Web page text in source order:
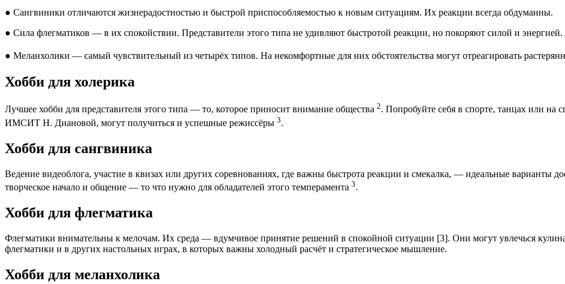
● Сангвиники отличаются жизнерадостностью и быстрой приспособляемостью к новым ситуациям. Их реакции всегда обдуманны.
● Сила флегматиков — в их спокойствии. Представители этого типа не удивляют быстротой реакции, но покоряют силой и энергией.
● Меланхолики — самый чувствительный из четырёх типов. На некомфортные для них обстоятельства могут отреагировать
Хобби для холерика
Лучшее хобби для представителя этого типа — то, которое приносит внимание общества 2. Попробуйте себя в спорте, танцах или на
ИМСИТ Н. Диановой, могут получиться и успешные режиссёры 3.
Хобби для сангвиника
Ведение видеоблога, участие в квизах или других соревнованиях, где важны быстрота реакции и смекалка, — идеальные варианты
творческое начало и общение — то что нужно для обладателей этого темперамента 3.
Хобби для флегматика
Флегматики внимательны к мелочам. Их среда — вдумчивое принятие решений в спокойной ситуации [3]. Они могут увлечься
флегматики и в других настольных играх, в которых важны холодный расчёт и стратегическое мышление.
Хобби для меланхолика